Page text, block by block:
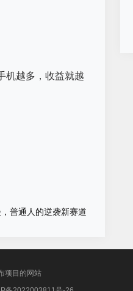
机越多，收益就越
普通人的逆袭新赛道
项目的网站